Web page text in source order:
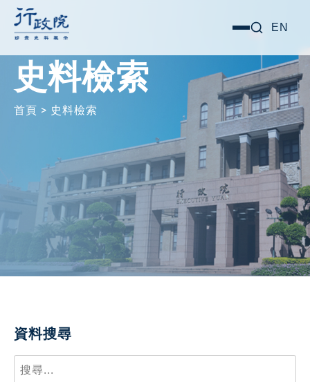
主
選
EN
史料檢索
首頁 > 史料檢索
資料搜尋